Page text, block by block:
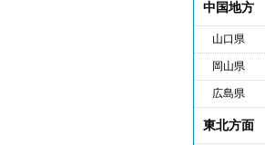
中国地方
山口県
岡山県
広島県
東北方面